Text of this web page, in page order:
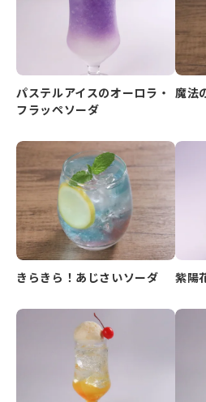
パステルアイスのオーロラ・
フラッペソーダ
魔法
きらきら！あじさいソーダ 紫陽